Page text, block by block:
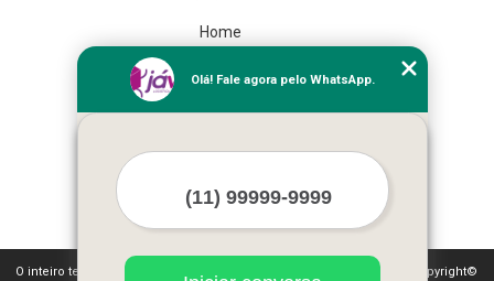
Home
Missão
O inteiro teor deste site está sujeito à proteção de direitos autorais. Copyright©
Olá! Fale agora pelo WhatsApp.